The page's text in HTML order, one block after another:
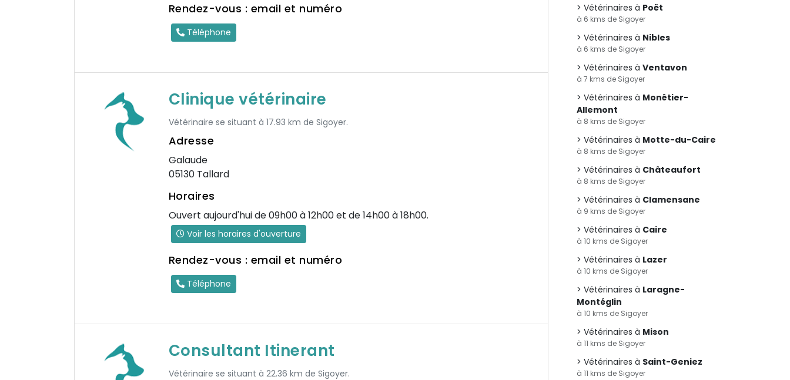
Rendez-vous : email et numéro
Téléphone
Clinique vétérinaire
Vétérinaire se situant à 17.93 km de Sigoyer.
Adresse
Galaude
05130 Tallard
Horaires
Ouvert aujourd'hui de 09h00 à 12h00 et de 14h00 à 18h00.
Voir les horaires d'ouverture
Rendez-vous : email et numéro
Téléphone
Consultant Itinerant
Vétérinaire se situant à 22.36 km de Sigoyer.
Vétérinaires à Poët
à 6 kms de Sigoyer
Vétérinaires à Nibles
à 6 kms de Sigoyer
Vétérinaires à Ventavon
à 7 kms de Sigoyer
Vétérinaires à Monêtier-
Allemont
à 8 kms de Sigoyer
Vétérinaires à Motte-du-Caire
à 8 kms de Sigoyer
Vétérinaires à Châteaufort
à 8 kms de Sigoyer
Vétérinaires à Clamensane
à 9 kms de Sigoyer
Vétérinaires à Caire
à 10 kms de Sigoyer
Vétérinaires à Lazer
à 10 kms de Sigoyer
Vétérinaires à Laragne-
Montéglin
à 10 kms de Sigoyer
Vétérinaires à Mison
à 11 kms de Sigoyer
Vétérinaires à Saint-Geniez
à 11 kms de Sigoyer